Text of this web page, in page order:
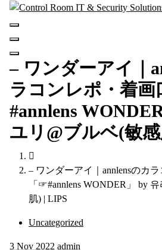
Skip
– ワンダーアイ｜
ラコンレポ・着
#annlens
ユリ@ブルベ(敏
– ワンダーアイ｜annlensのカ
「⁡☞#annlens WONDER」 by
肌) | LIPS
Uncategorized
3 Nov 2022 admin